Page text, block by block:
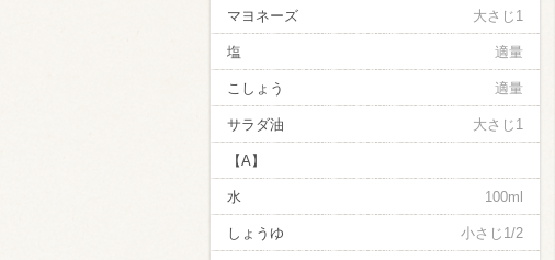
マヨネーズ 大さじ1
塩 適量
こしょう 適量
サラダ油 大さじ1
【A】
水 100ml
しょうゆ 小さじ1/2